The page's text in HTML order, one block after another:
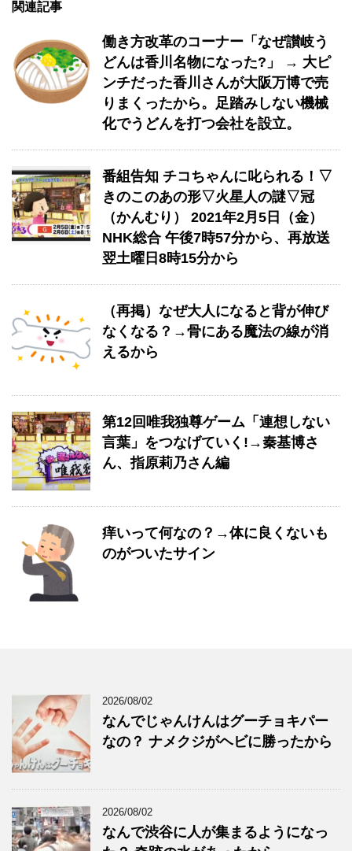
関連記事
働き方改革のコーナー「なぜ讃岐う
どんは香川名物になった?」 → 大ピ
ンチだった香川さんが大阪万博で売
りまくったから。足踏みしない機械
化でうどんを打つ会社を設立。
番組告知 チコちゃんに叱られる！▽
きのこのあの形▽火星人の謎▽冠
（かんむり） 2021年2月5日（金）
NHK総合 午後7時57分から、再放送
翌土曜日8時15分から
（再掲）なぜ大人になると背が伸び
なくなる？→骨にある魔法の線が消
えるから
第12回唯我独尊ゲーム「連想しない
言葉」をつなげていく!→秦基博さ
ん、指原莉乃さん編
痒いって何なの？→体に良くないも
のがついたサイン
2026/08/02
なんでじゃんけんはグーチョキパー
なの？ ナメクジがヘビに勝ったから
2026/08/02
なんで渋谷に人が集まるようになっ